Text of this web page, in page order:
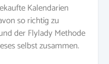
Kalendarien
so richtig zu
der Flylady Methode
selbst zusammen.